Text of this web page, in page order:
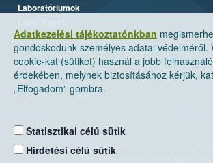
Adatkezelési tájékoztatónkban
gondoskodunk személyes adatai védelméről.
cookie-kat (sütiket) használ a jobb
érdekében, melynek biztosításához kérjük,
„Elfogadom” gombra.
Statisztikai célú sütik
Hirdetési célú sütik
Laboratóriumok
Nemzeti Élelmiszerlánc-biztonsági